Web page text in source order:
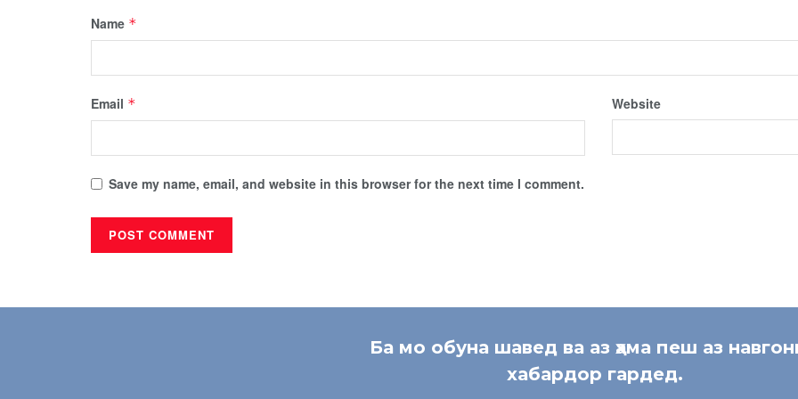
Name *
Email * Website
Save my name, email, and website in this browser for the next time I comment.
Ба мо обуна шавед ва аз ҳама пеш аз
хабардор гардед.